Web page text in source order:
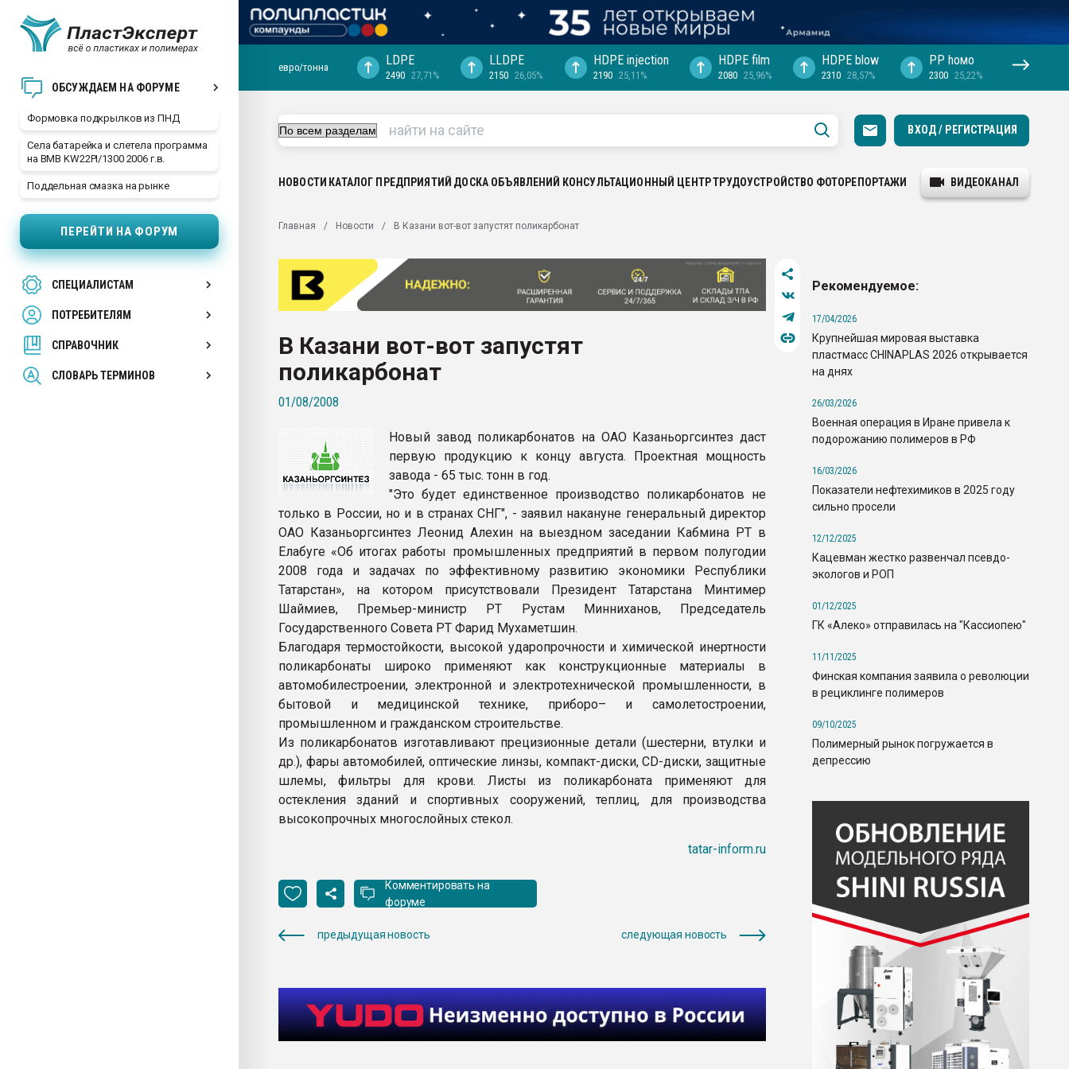
ОБСУЖДАЕМ НА ФОРУМЕ
Формовка подкрылков из ПНД
Села батарейка и слетела программа
на BMB KW22PI/1300 2006 г.в.
Поддельная смазка на рынке
ПЕРЕЙТИ НА ФОРУМ
СПЕЦИАЛИСТАМ
ПОТРЕБИТЕЛЯМ
СПРАВОЧНИК
СЛОВАРЬ ТЕРМИНОВ
29.07.2026 ФРП помог "Ижевскому
Вакуум-формовочные машины:
28.07.2026 Автоматизация выходит на
первый план в переработке
пластмасс
ситуацией на строительном рынке
Всё, что касается выдува ПЭТ
бутылок
ПЕРЕЙТИ НА ФОРУМ
евро/тонна LDPE
2490 27,71%
LLDPE
2150 26,05%
HDPE injection
2190 25,11%
HDPE film
2080 25,96%
HDPE blow
2310 28,57%
PP hомо
2300 25,22%
ВХОД / РЕГИСТРАЦИЯ
НОВОСТИ КАТАЛОГ ПРЕДПРИЯТИЙ ДОСКА ОБЪЯВЛЕНИЙ КОНСУЛЬТАЦИОННЫЙ ЦЕНТРТРУДОУСТРОЙСТВО ФОТОРЕПОРТАЖИ ВИДЕОКАНАЛ
Главная Новости В Казани вот-вот запустят поликарбонат
В Казани вот-вот запустят
поликарбонат
01/08/2008
Новый завод поликарбонатов на ОАО Казаньоргсинтез даст
первую продукцию к концу августа. Проектная мощность
завода - 65 тыс. тонн в год.
"Это будет единственное производство поликарбонатов не
только в России, но и в странах СНГ", - заявил накануне генеральный директор
ОАО Казаньоргсинтез Леонид Алехин на выездном заседании Кабмина РТ в
Елабуге «Об итогах работы промышленных предприятий в первом полугодии
2008 года и задачах по эффективному развитию экономики Республики
Татарстан», на котором присутствовали Президент Татарстана Минтимер
Шаймиев, Премьер-министр РТ Рустам Минниханов, Председатель
Государственного Совета РТ Фарид Мухаметшин.
Благодаря термостойкости, высокой ударопрочности и химической инертности
поликарбонаты широко применяют как конструкционные материалы в
автомобилестроении, электронной и электротехнической промышленности, в
бытовой и медицинской технике, приборо– и самолетостроении,
промышленном и гражданском строительстве.
Из поликарбонатов изготавливают прецизионные детали (шестерни, втулки и
др.), фары автомобилей, оптические линзы, компакт-диски, СD-диски, защитные
шлемы, фильтры для крови. Листы из поликарбоната применяют для
остекления зданий и спортивных сооружений, теплиц, для производства
высокопрочных многослойных стекол.
tatar-inform.ru
Комментировать на
форуме
предыдущая новость следующая новость
Рекомендуемое:
17/04/2026
Крупнейшая мировая выставка
пластмасс CHINAPLAS 2026 открывается
на днях
26/03/2026
Военная операция в Иране привела к
подорожанию полимеров в РФ
16/03/2026
Показатели нефтехимиков в 2025 году
сильно просели
12/12/2025
Кацевман жестко развенчал псевдо-
экологов и РОП
01/12/2025
ГК «Алеко» отправилась на "Кассиопею"
11/11/2025
Финская компания заявила о революции
в рециклинге полимеров
09/10/2025
Полимерный рынок погружается в
депрессию